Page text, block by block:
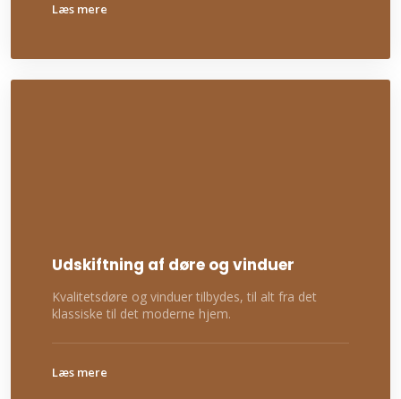
​Læs mere
Udskiftning af døre og vinduer
Kvalitetsdøre og vinduer tilbydes, til alt fra det
klassiske til det moderne hjem.
​Læs mere